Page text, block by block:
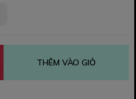
THÊM VÀO GIỎ